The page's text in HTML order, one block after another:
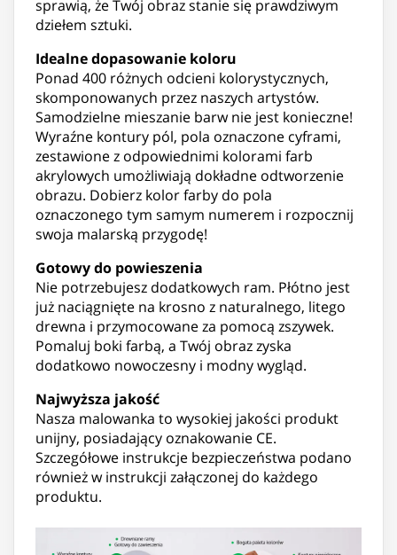
sprawią, że Twój obraz stanie się prawdziwym
dziełem sztuki.
Idealne dopasowanie koloru
Ponad 400 różnych odcieni kolorystycznych,
skomponowanych przez naszych artystów.
Samodzielne mieszanie barw nie jest konieczne!
Wyraźne kontury pól, pola oznaczone cyframi,
zestawione z odpowiednimi kolorami farb
akrylowych umożliwiają dokładne odtworzenie
obrazu. Dobierz kolor farby do pola
oznaczonego tym samym numerem i rozpocznij
swoja malarską przygodę!
Gotowy do powieszenia
Nie potrzebujesz dodatkowych ram. Płótno jest
już naciągnięte na krosno z naturalnego, litego
drewna i przymocowane za pomocą zszywek.
Pomaluj boki farbą, a Twój obraz zyska
dodatkowo nowoczesny i modny wygląd.
Najwyższa jakość
Nasza malowanka to wysokiej jakości produkt
unijny, posiadający oznakowanie CE.
Szczegółowe instrukcje bezpieczeństwa podano
również w instrukcji załączonej do każdego
produktu.